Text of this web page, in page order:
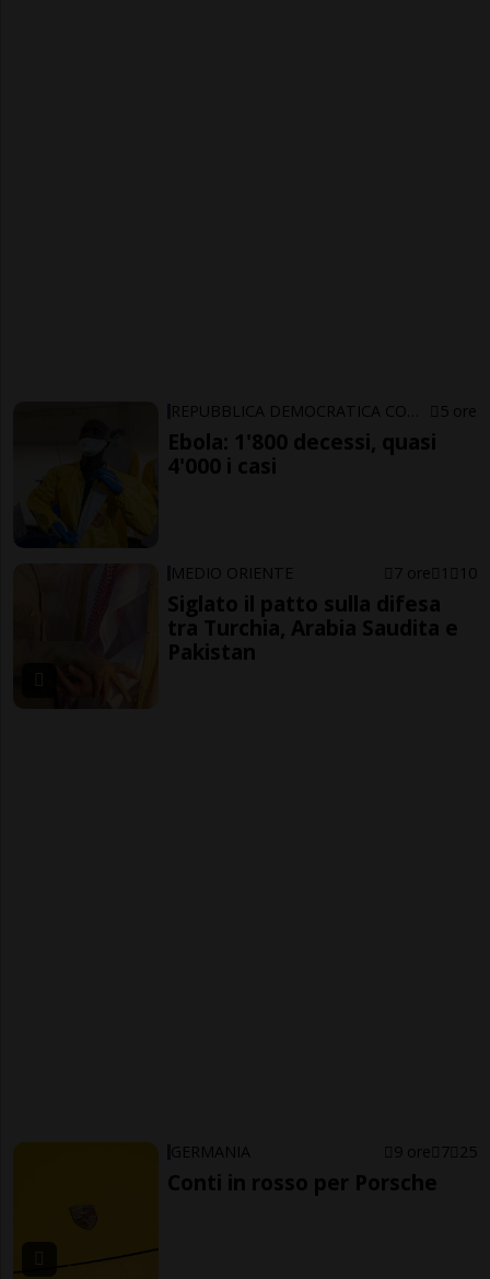
5 ore
Ebola: 1'800 decessi, quasi
4'000 i casi
MEDIO ORIENTE 7 ore 1 10
Siglato il patto sulla difesa
tra Turchia, Arabia Saudita e
Pakistan
GERMANIA 9 ore 7 25
Conti in rosso per Porsche